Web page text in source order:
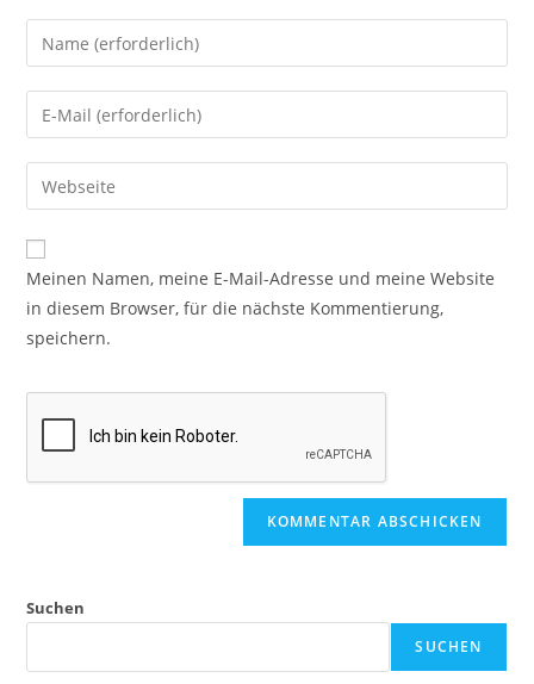
Meinen Namen, meine E-Mail-Adresse und meine Website
in diesem Browser, für die nächste Kommentierung,
speichern.
Suchen
SUCHEN